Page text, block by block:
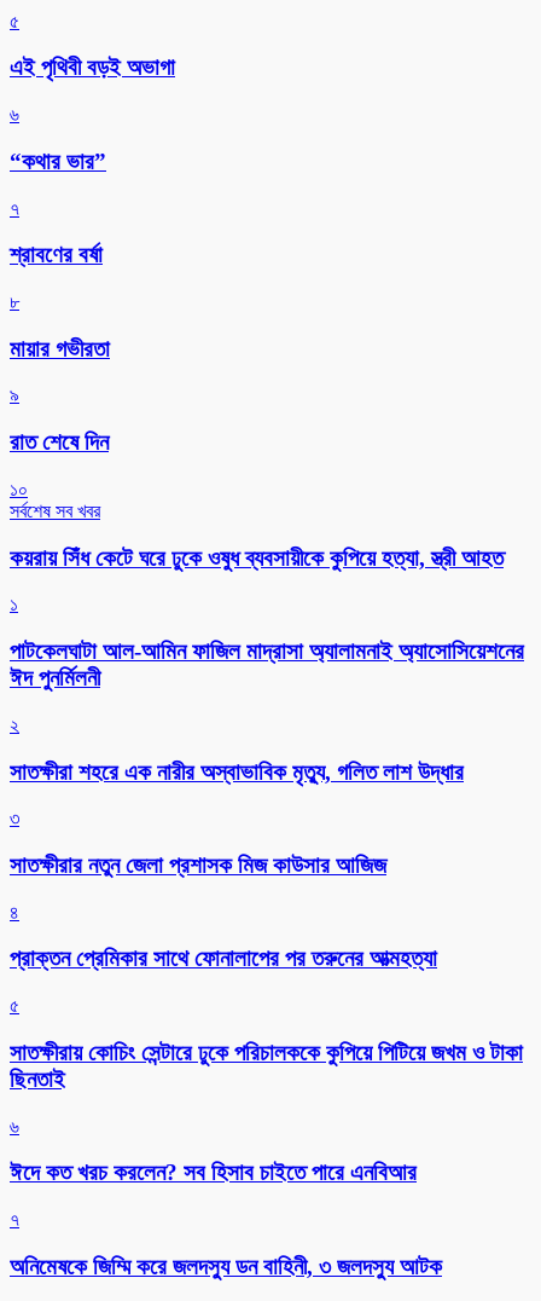
৫
এই পৃথিবী বড়ই অভাগা
৬
“কথার ভার”
৭
শ্রাবণের বর্ষা
৮
মায়ার গভীরতা
৯
রাত শেষে দিন
১০
সর্বশেষ সব খবর
কয়রায় সিঁধ কেটে ঘরে ঢুকে ওষুধ ব্যবসায়ীকে কুপিয়ে হত্যা, স্ত্রী আহত
১
পাটকেলঘাটা আল-আমিন ফাজিল মাদ্রাসা অ্যালামনাই অ্যাসোসিয়েশনের
ঈদ পুনর্মিলনী
২
সাতক্ষীরা শহরে এক নারীর অস্বাভাবিক মৃত্যু, গলিত লাশ উদ্ধার
৩
সাতক্ষীরার নতুন জেলা প্রশাসক মিজ কাউসার আজিজ
৪
প্রাক্তন প্রেমিকার সাথে ফোনালাপের পর তরুনের আত্মহত্যা
৫
সাতক্ষীরায় কোচিং সেন্টারে ঢুকে পরিচালককে কুপিয়ে পিটিয়ে জখম ও টাকা
ছিনতাই
৬
ঈদে কত খরচ করলেন? সব হিসাব চাইতে পারে এনবিআর
৭
অনিমেষকে জিম্মি করে জলদস্যু ডন বাহিনী, ৩ জলদস্যু আটক